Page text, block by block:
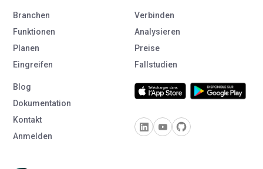
Branchen
Funktionen
Planen
Eingreifen
Verbinden
Analysieren
Preise
Fallstudien
Blog
Dokumentation
Kontakt
Anmelden